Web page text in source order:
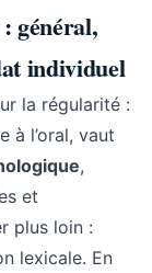
général,
individuel
la régularité :
à l’oral, vaut
,
et
plus loin :
lexicale. En